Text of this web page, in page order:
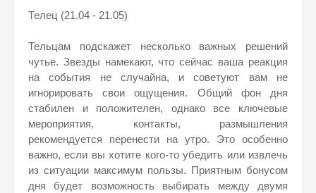
Телец (21.04 - 21.05)
Тельцам подскажет несколько важных решений
чутье. Звезды намекают, что сейчас ваша реакция
на события не случайна, и советуют вам не
игнорировать свои ощущения. Общий фон дня
стабилен и положителен, однако все ключевые
мероприятия, контакты, размышления
рекомендуется перенести на утро. Это особенно
важно, если вы хотите кого-то убедить или извлечь
из ситуации максимум пользы. Приятным бонусом
дня будет возможность выбирать между двумя